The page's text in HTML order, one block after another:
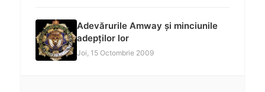
Adevărurile Amway și minciunile
adepților lor
Joi, 15 Octombrie 2009